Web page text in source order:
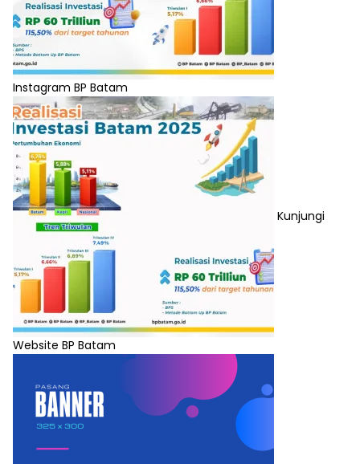
Instagram BP Batam
Kunjungi
Website BP Batam